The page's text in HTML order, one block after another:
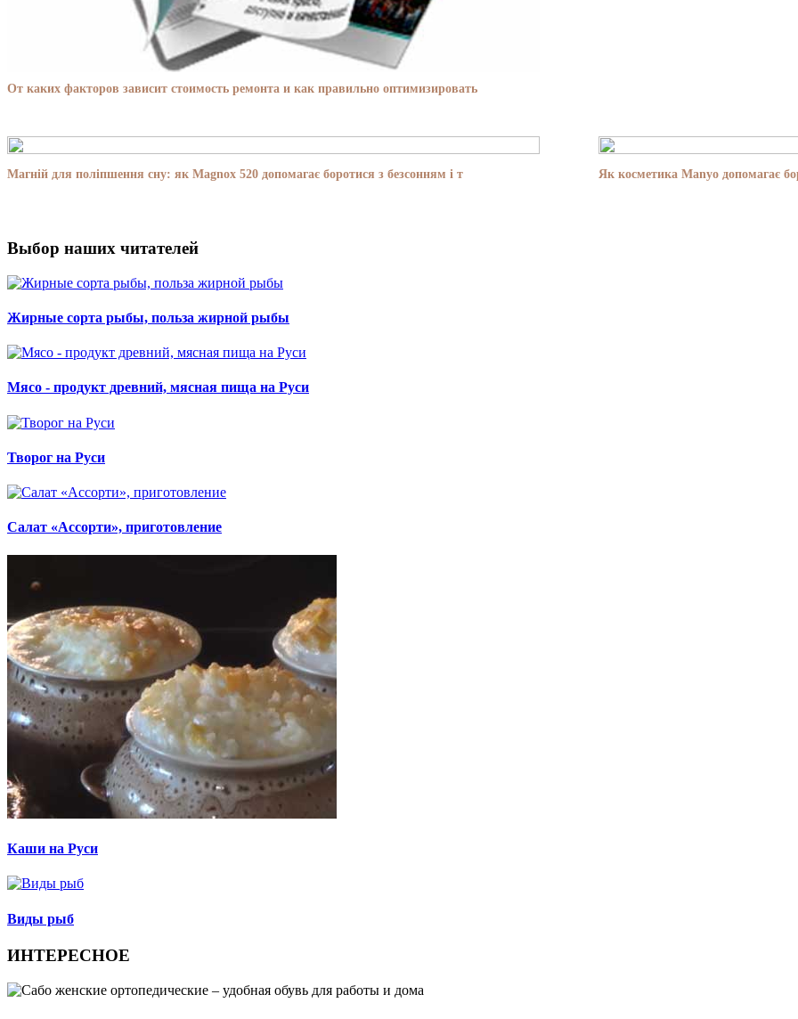
От каких факторов зависит стоимость ремонта и как правильно оптимизировать
Магній для поліпшення сну: як Magnox 520 допомагає боротися з безсонням і т Як косметика Manyo допомагає
Выбор наших читателей
Жирные сорта рыбы, польза жирной рыбы
Мясо - продукт древний, мясная пища на Руси
Творог на Руси
Салат «Ассорти», приготовление
Каши на Руси
Виды рыб
ИНТЕРЕСНОЕ